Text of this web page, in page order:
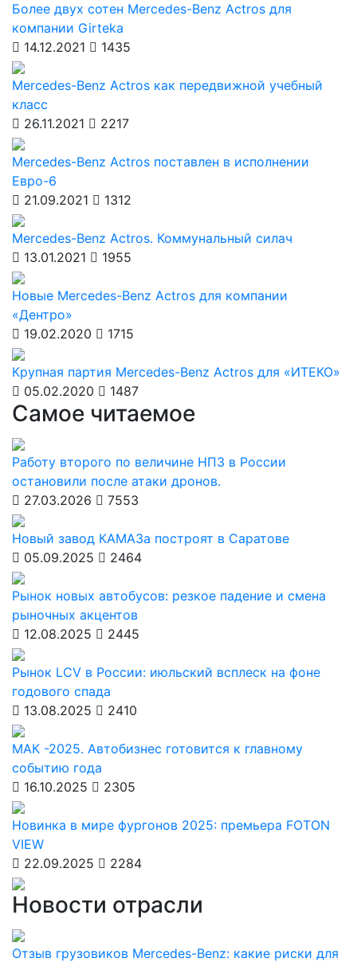
Более двух сотен Mercedes-Benz Actros для
компании Girteka
14.12.2021
1435
Mercedes-Benz Actros как передвижной учебный
класс
26.11.2021
2217
Mercedes-Benz Actros поставлен в исполнении
Евро-6
21.09.2021
1312
Mercedes-Benz Actros. Коммунальный силач
13.01.2021
1955
Новые Mercedes-Benz Actros для компании
«Дентро»
19.02.2020
1715
Крупная партия Mercedes-Benz Actros для «ИТЕКО»
05.02.2020
1487
Самое читаемое
Работу второго по величине НПЗ в России
остановили после атаки дронов.
27.03.2026
7553
Новый завод КАМАЗа построят в Саратове
05.09.2025
2464
Рынок новых автобусов: резкое падение и смена
рыночных акцентов
12.08.2025
2445
Рынок LCV в России: июльский всплеск на фоне
годового спада
13.08.2025
2410
МАК -2025. Автобизнес готовится к главному
событию года
16.10.2025
2305
Новинка в мире фургонов 2025: премьера FOTON
VIEW
22.09.2025
2284
Новости отрасли
Отзыв грузовиков Mercedes-Benz: какие риски для